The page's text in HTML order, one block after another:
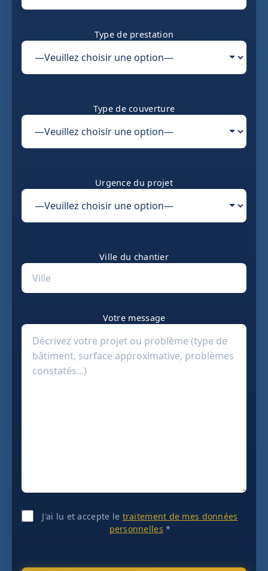
Type de prestation
Type de couverture
Urgence du projet
Ville du chantier
Votre message
J'ai lu et accepte le traitement de mes données
personnelles *